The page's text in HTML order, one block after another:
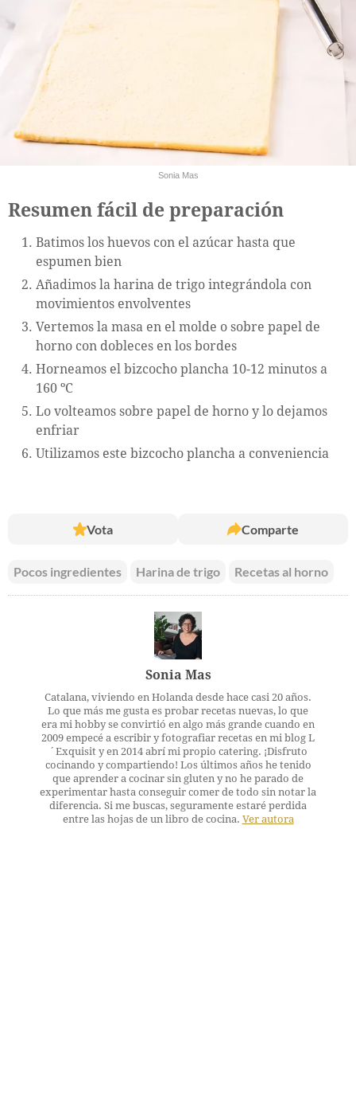
Sonia Mas
Resumen fácil de preparación
Batimos los huevos con el azúcar hasta que
espumen bien
Añadimos la harina de trigo integrándola con
movimientos envolventes
Vertemos la masa en el molde o sobre papel de
horno con dobleces en los bordes
Horneamos el bizcocho plancha 10-12 minutos a
160 ºC
Lo volteamos sobre papel de horno y lo dejamos
enfriar
Utilizamos este bizcocho plancha a conveniencia
Vota Comparte
Pocos ingredientes Harina de trigo Recetas al horno
Sonia Mas
Catalana, viviendo en Holanda desde hace casi 20 años.
Lo que más me gusta es probar recetas nuevas, lo que
era mi hobby se convirtió en algo más grande cuando en
2009 empecé a escribir y fotografiar recetas en mi blog L
´Exquisit y en 2014 abrí mi propio catering. ¡Disfruto
cocinando y compartiendo! Los últimos años he tenido
que aprender a cocinar sin gluten y no he parado de
experimentar hasta conseguir comer de todo sin notar la
diferencia. Si me buscas, seguramente estaré perdida
entre las hojas de un libro de cocina. Ver autora